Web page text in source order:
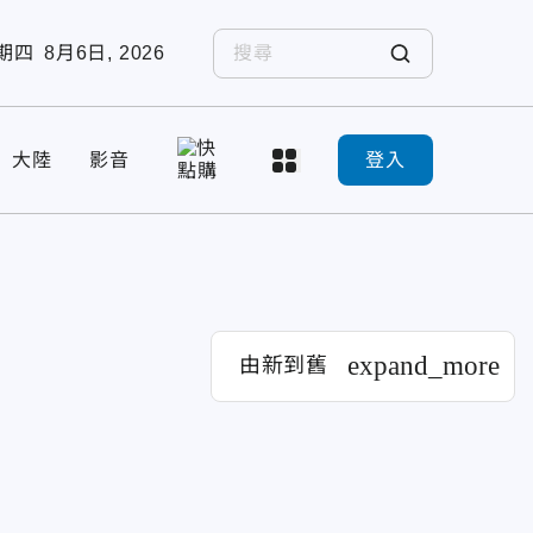
四 8月6日, 2026
大陸 影音 登入
由新到舊 expand_more